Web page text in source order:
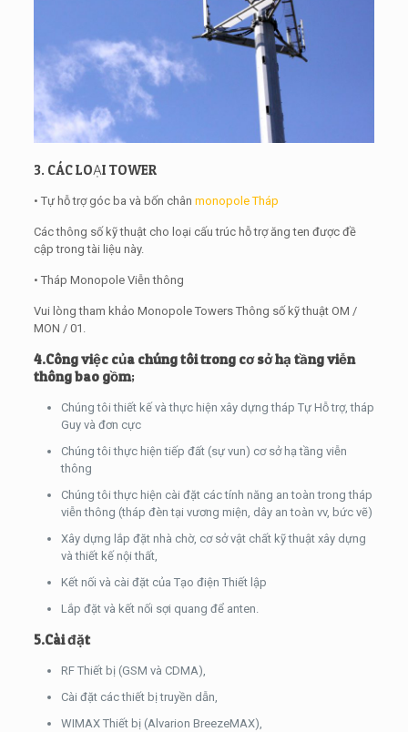
3. CÁC LOẠI TOWER
• Tự hỗ trợ góc ba và bốn chân monopole Tháp
Các thông số kỹ thuật cho loại cấu trúc hỗ trợ ăng ten được đề
cập trong tài liệu này.
• Tháp Monopole Viễn thông
Vui lòng tham khảo Monopole Towers Thông số kỹ thuật OM /
MON / 01.
4.Công việc của chúng tôi trong cơ sở hạ tầng viễn
thông bao gồm;
Chúng tôi thiết kế và thực hiện xây dựng tháp Tự Hỗ trợ, tháp
Guy và đơn cực
Chúng tôi thực hiện tiếp đất (sự vun) cơ sở hạ tầng viễn
thông
Chúng tôi thực hiện cài đặt các tính năng an toàn trong tháp
viễn thông (tháp đèn tại vương miện, dây an toàn vv, bức vẽ)
Xây dựng lắp đặt nhà chờ, cơ sở vật chất kỹ thuật xây dựng
và thiết kế nội thất,
Kết nối và cài đặt của Tạo điện Thiết lập
Lắp đặt và kết nối sợi quang để anten.
5.Cài đặt
RF Thiết bị (GSM và CDMA),
Cài đặt các thiết bị truyền dẫn,
WIMAX Thiết bị (Alvarion BreezeMAX),